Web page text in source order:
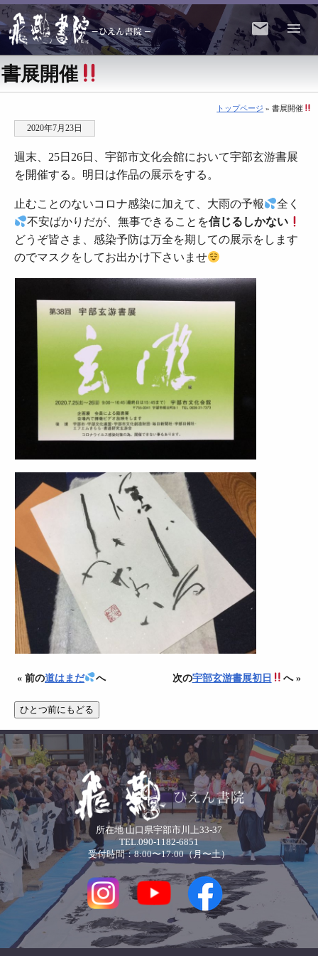
書展開催
トップページ » 書展開催
2020年7月23日
週末、25日26日、宇部市文化会館において宇部玄游書展
を開催する。明日は作品の展示をする。
止むことのないコロナ感染に加えて、大雨の予報
全く
不安ばかりだが、無事できることを信じるしかない
どうぞ皆さま、感染予防は万全を期しての展示をします
のでマスクをしてお出かけ下さいませ
« 前の道はまだ へ 次の宇部玄游書展初日 へ »
所在地 山口県宇部市川上33-37
TEL.090-1182-6851
受付時間：8:00〜17:00（月〜土）